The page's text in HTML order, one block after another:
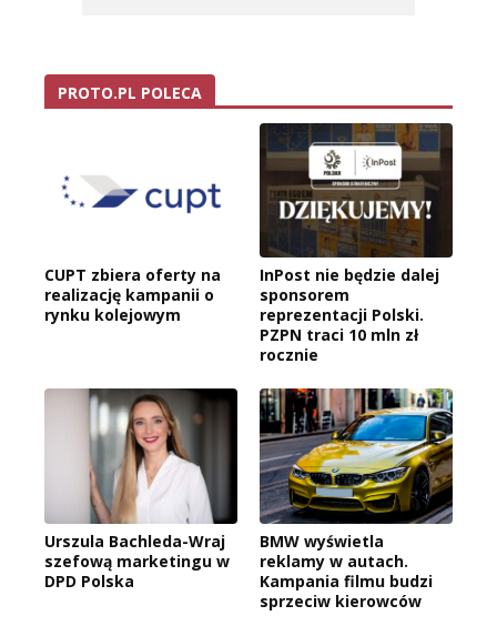
PROTO.PL POLECA
CUPT zbiera oferty na
realizację kampanii o
rynku kolejowym
InPost nie będzie dalej
sponsorem
reprezentacji Polski.
PZPN traci 10 mln zł
rocznie
Urszula Bachleda-Wraj
szefową marketingu w
DPD Polska
BMW wyświetla
reklamy w autach.
Kampania filmu budzi
sprzeciw kierowców